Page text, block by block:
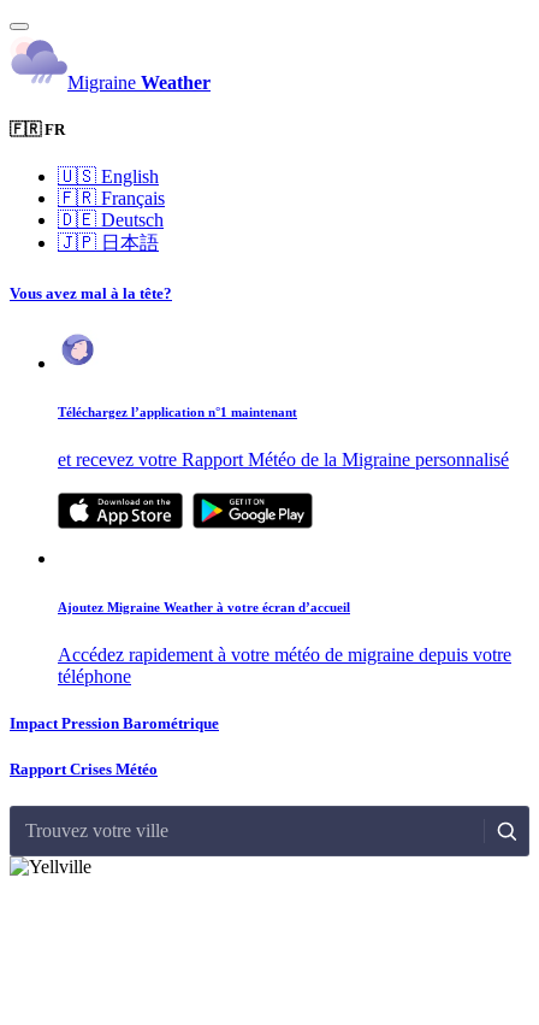
Migraine Weather
🇫🇷 FR
🇺🇸 English
🇫🇷 Français
🇩🇪 Deutsch
🇯🇵 日本語
Vous avez mal à la tête?
Téléchargez l’application n°1 maintenant
et recevez votre Rapport Météo de la Migraine personnalisé
Ajoutez Migraine Weather à votre écran d’accueil
Accédez rapidement à votre météo de migraine depuis votre
téléphone
Impact Pression Barométrique
Rapport Crises Météo
Trouvez votre ville